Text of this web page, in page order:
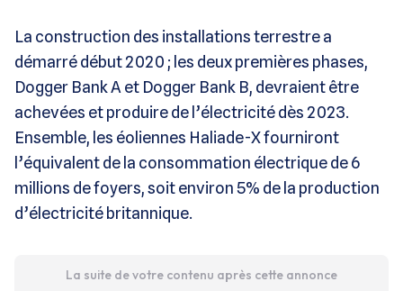
La construction des installations terrestre a
démarré début 2020 ; les deux premières phases,
Dogger Bank A et Dogger Bank B, devraient être
achevées et produire de l’électricité dès 2023.
Ensemble, les éoliennes Haliade-X fourniront
l’équivalent de la consommation électrique de 6
millions de foyers, soit environ 5% de la production
d’électricité britannique.
La suite de votre contenu après cette annonce